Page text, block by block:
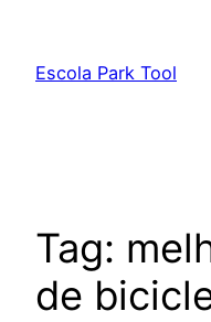
Escola Park Tool
Tag:
de